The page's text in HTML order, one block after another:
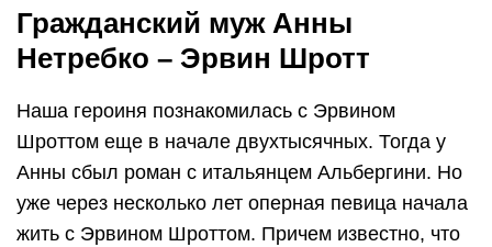
Гражданский муж Анны
Нетребко – Эрвин Шротт
Наша героиня познакомилась с Эрвином
Шроттом еще в начале двухтысячных. Тогда у
Анны сбыл роман с итальянцем Альбергини. Но
уже через несколько лет оперная певица начала
жить с Эрвином Шроттом. Причем известно, что